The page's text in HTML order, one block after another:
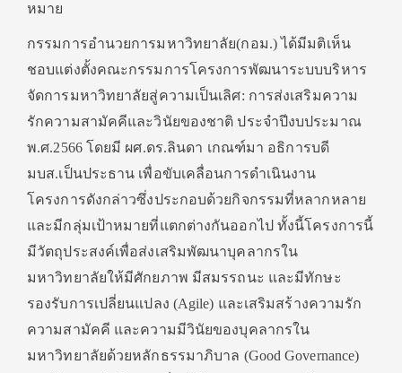
หมาย
กรรมการอำนวยการมหาวิทยาลัย(กอม.) ได้มีมติเห็น
ชอบแต่งตั้งคณะกรรมการโครงการพัฒนาระบบบริหาร
จัดการมหาวิทยาลัยสู่ความเป็นเลิศ: การส่งเสริมความ
รักความสามัคคีและวินัยของชาติ ประจำปีงบประมาณ
พ.ศ.2566 โดยมี ผศ.ดร.ลินดา เกณฑ์มา อธิการบดี
มบส.เป็นประธาน เพื่อขับเคลื่อนการดำเนินงาน
โครงการดังกล่าวซึ่งประกอบด้วยกิจกรรมที่หลากหลาย
และมีกลุ่มเป้าหมายที่แตกต่างกันออกไป ทั้งนี้โครงการนี้
มีวัตถุประสงค์เพื่อส่งเสริมพัฒนาบุคลากรใน
มหาวิทยาลัยให้มีศักยภาพ มีสมรรถนะ และมีทักษะ
รองรับการเปลี่ยนแปลง (Agile) และเสริมสร้างความรัก
ความสามัคคี และความมีวินัยของบุคลากรใน
มหาวิทยาลัยด้วยหลักธรรมาภิบาล (Good Governance)